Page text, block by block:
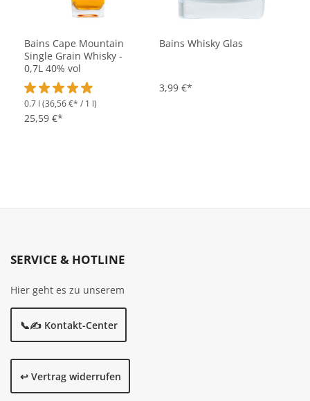
Bains Cape Mountain
Single Grain Whisky -
0,7L 40% vol
Durchschnittliche Bewertung von 4.8 von 5 Sternen
0.7 l (36,56 €* / 1 l)
25,59 €*
Bains Whisky Glas
3,99 €*
SERVICE & HOTLINE
Hier geht es zu unserem
📞✍️ Kontakt-Center
↩️ Vertrag widerrufen